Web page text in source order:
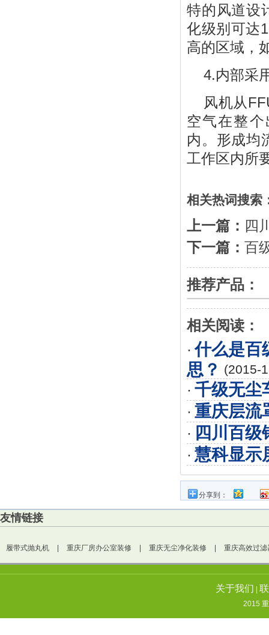
特的风道设
化级别可达
高的区域，
4.内部采
风机从
空气在整
内。形成均
工作区内所
相关热词搜索
上一篇： 四
下一篇： 百
推荐产品：
相关阅读：
· 什么是百
思？ (2015-
· 千级无尘
· 重庆层流
· 四川百
· 慧科显示
分享到：
友情链接
履带式抛丸机 重庆厂房办公室装修 重庆无尘净化装修 重庆高效过滤
关于我们
2015